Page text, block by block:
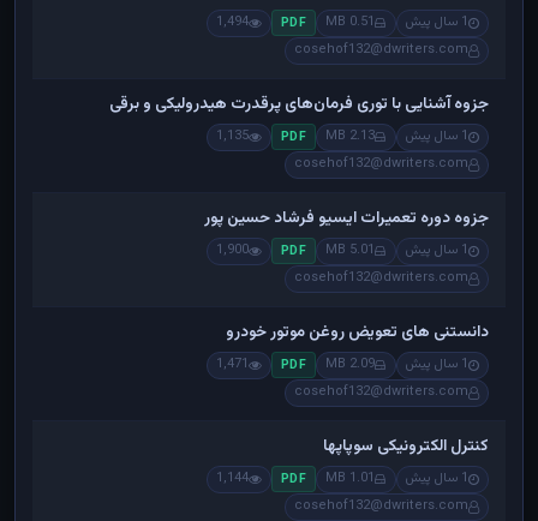
1 سال پیش 0.51 MB
PDF
1,494
cosehof132@dwriters.com
جزوه آشنایی با توری فرمان‌های پرقدرت هیدرولیکی و برقی
1 سال پیش 2.13 MB
PDF
1,135
cosehof132@dwriters.com
جزوه دوره تعمیرات ایسیو فرشاد حسین پور
1 سال پیش 5.01 MB
PDF
1,900
cosehof132@dwriters.com
دانستنی های تعویض روغن موتور خودرو
1 سال پیش 2.09 MB
PDF
1,471
cosehof132@dwriters.com
کنترل الکترونیکی سوپاپها
1 سال پیش 1.01 MB
PDF
1,144
cosehof132@dwriters.com